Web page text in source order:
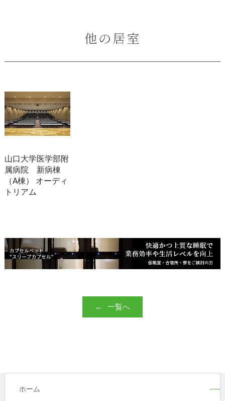
他の居室
山口大学医学部附
属病院 新病棟
（A棟） オーディ
トリアム
一覧へ
ホーム